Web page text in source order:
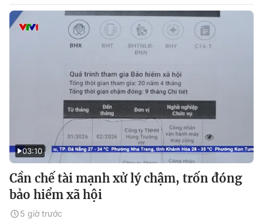
03:10
Cần chế tài mạnh xử lý chậm, trốn đóng
bảo hiểm xã hội
5 giờ trước